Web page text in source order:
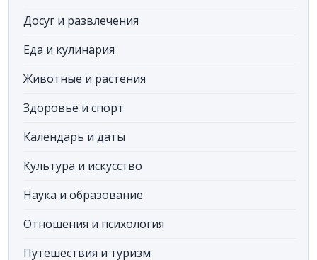
Досуг и развлечения
Еда и кулинария
Животные и растения
Здоровье и спорт
Календарь и даты
Культура и искусство
Наука и образование
Отношения и психология
Путешествия и туризм